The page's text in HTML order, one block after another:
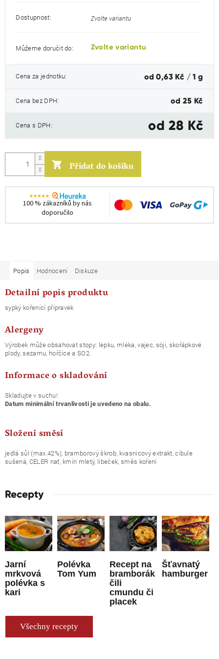
Dostupnost: Zvolte variantu
Můžeme doručit do: Zvolte variantu
Cena za jednotku:
Měrná
od 0,63 Kč / 1 g
Cena bez DPH: od 25 Kč
Cena s DPH: od28 Kč
Přidat do košíku
100 % zákazníků by nás
doporučilo
Popis Hodnocení Diskuze
Detailní popis produktu
sypký kořenící přípravek
Alergeny
Výrobek může obsahovat stopy: lepku, mléka, vajec, sóji, skořápkové
plody, sezamu, hořčice a SO2.
Informace o skladování
Skladujte v suchu!
Datum minimální trvanlivosti je uvedeno na obalu.
Složení směsí
jedlá sůl (max.42%), bramborový škrob, kvasnicový extrakt, cibule
sušená, CELER nať, kmín mletý, libeček, směs koření
Recepty
Jarní
mrkvová
polévka s
kari
Polévka
Tom Yum
Recept na
bramborák
čili
cmundu či
placek
Šťavnatý
hamburger
Všechny recepty